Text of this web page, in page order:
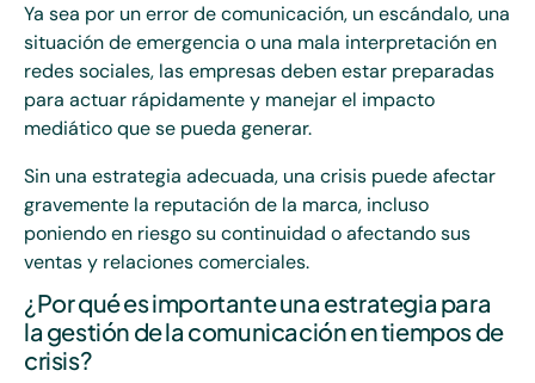
Ya sea por un error de comunicación, un escándalo, una
situación de emergencia o una mala interpretación en
redes sociales, las empresas deben estar preparadas
para actuar rápidamente y manejar el impacto
mediático que se pueda generar.
Sin una estrategia adecuada, una crisis puede afectar
gravemente la reputación de la marca, incluso
poniendo en riesgo su continuidad o afectando sus
ventas y relaciones comerciales.
¿Por qué es importante una estrategia para
la gestión de la comunicación en tiempos de
crisis?